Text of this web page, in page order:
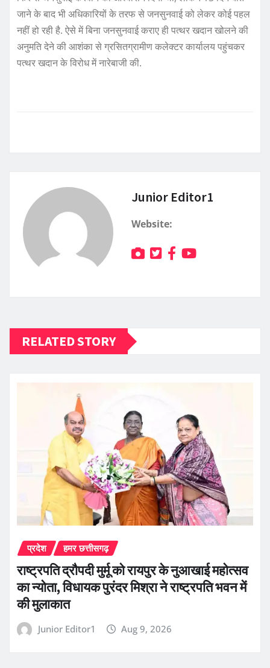
जाने के बाद भी अधिकारियों के तरफ से जनसुनवाई को लेकर कोई पहल
नहीं हो रही है. ऐसे में बिना जनसुनवाई कराए ही पत्थर खदान खोलने की
अनुमति देने की आशंका से ग्रसितग्रामीण कलेक्टर कार्यालय पहुंचकर
पत्थर खदान के विरोध में नारेबाजी की.
Junior Editor1
Website:
RELATED STORY
प्रदेश हमर छत्तीसगढ़
राष्ट्रपति द्रौपदी मुर्मू को रायपुर के नुआखाई महोत्सव
का न्योता, विधायक पुरंदर मिश्रा ने राष्ट्रपति भवन में
की मुलाकात
Junior Editor1 Aug 9, 2026